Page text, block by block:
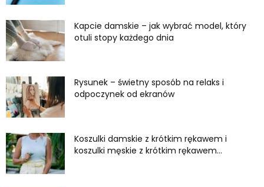
Kapcie damskie – jak wybrać model, który
otuli stopy każdego dnia
Rysunek – świetny sposób na relaks i
odpoczynek od ekranów
Koszulki damskie z krótkim rękawem i
koszulki męskie z krótkim rękawem...